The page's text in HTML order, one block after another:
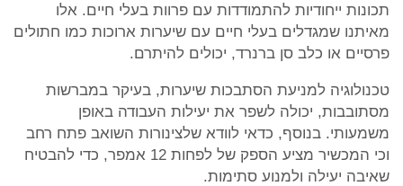
תכונות ייחודיות להתמודדות עם פרוות בעלי חיים. אלו
מאיתנו שמגדלים בעלי חיים עם שיערות ארוכות כמו חתולים
פרסיים או כלב סן ברנרד, יכולים להיתרם.
טכנולוגיה למניעת הסתבכות שיערות, בעיקר במברשות
מסתובבות, יכולה לשפר את יעילות העבודה באופן
משמעותי. בנוסף, כדאי לוודא שלצינורות השואב פתח רחב
וכי המכשיר מציע הספק של לפחות 12 אמפר, כדי להבטיח
שאיבה יעילה ולמנוע סתימות.